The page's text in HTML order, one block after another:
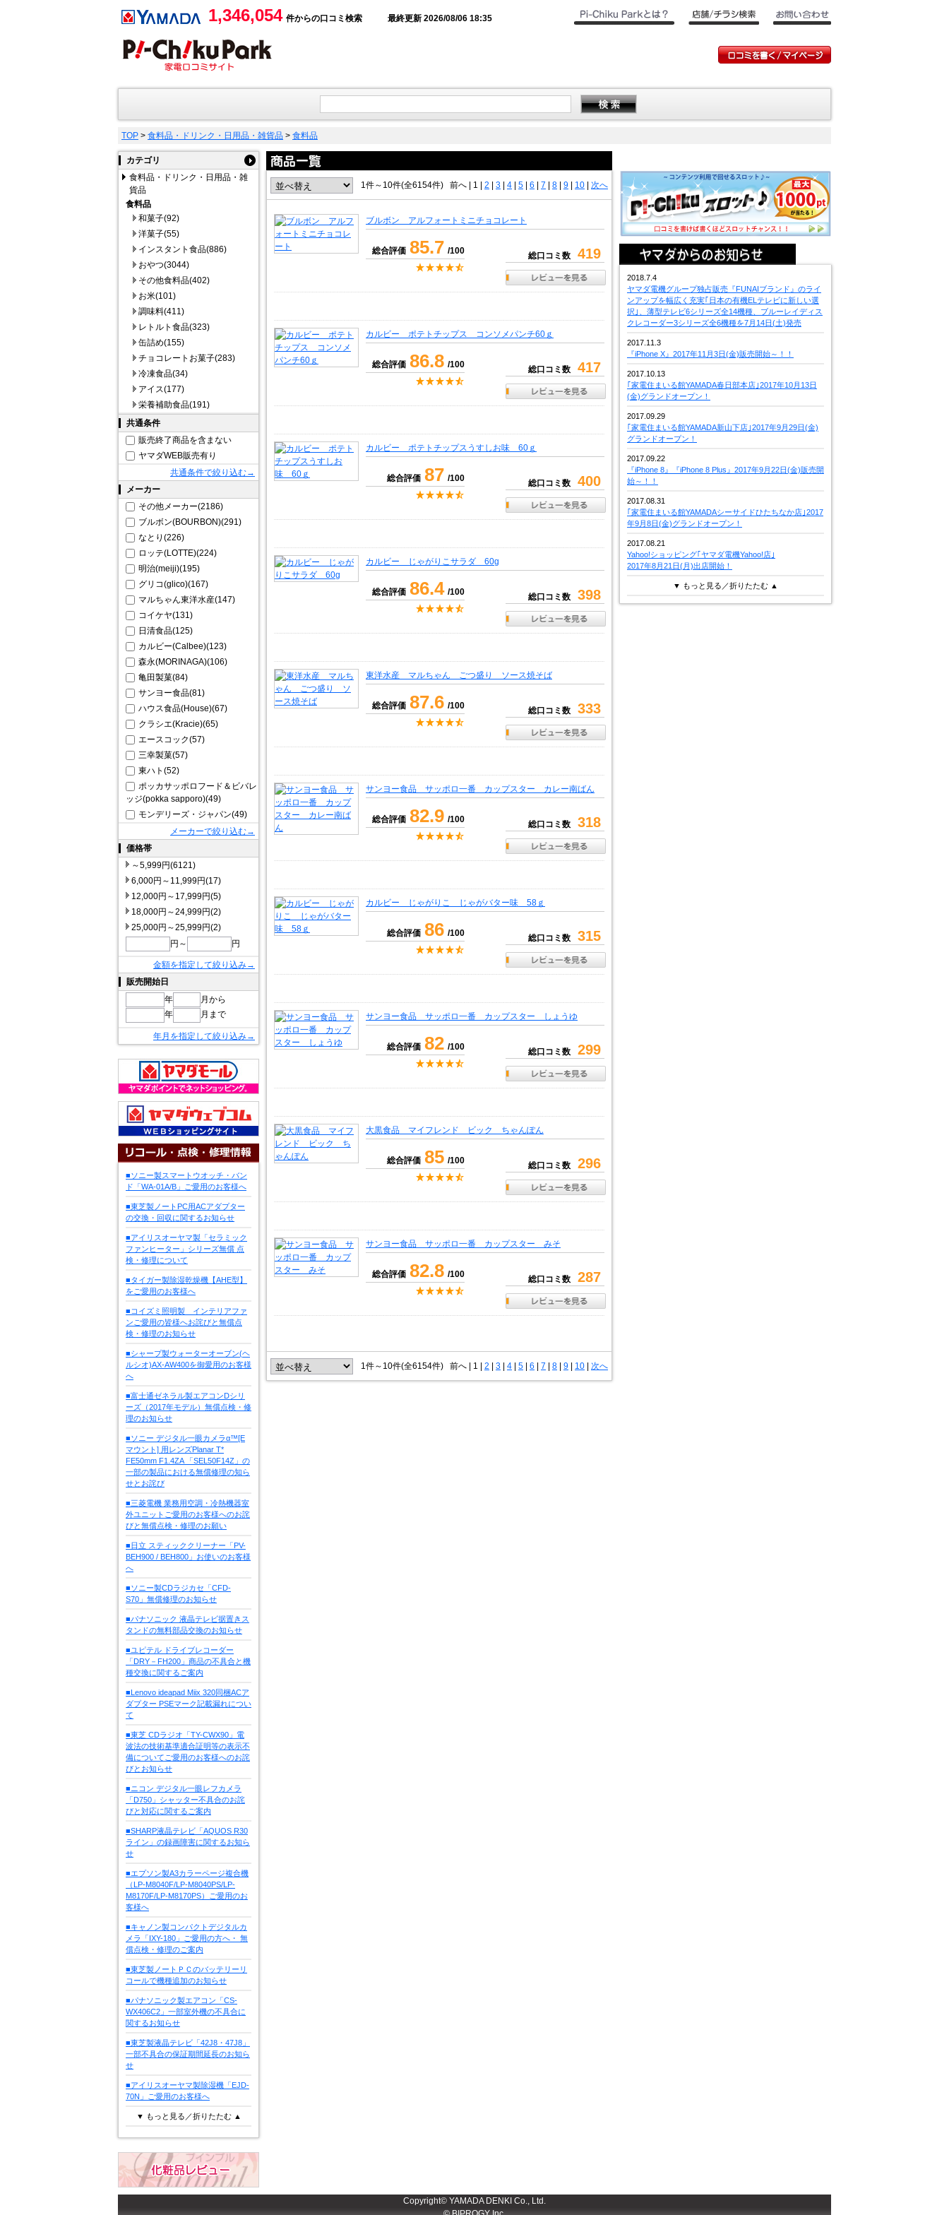
1,346,054 件からの口コミ検索 最終更新 2026/08/06 18:35
TOP > 食料品・ドリンク・日用品・雑貨品 > 食料品
カテゴリ
食料品・ドリンク・日用品・雑
貨品
食料品
和菓子(92)
洋菓子(55)
インスタント食品(886)
おやつ(3044)
その他食料品(402)
お米(101)
調味料(411)
レトルト食品(323)
缶詰め(155)
チョコレートお菓子(283)
冷凍食品(34)
アイス(177)
栄養補助食品(191)
共通条件
販売終了商品を含まない
ヤマダWEB販売有り
共通条件で絞り込む→
メーカー
その他メーカー(2186)
ブルボン(BOURBON)(291)
なとり(226)
ロッテ(LOTTE)(224)
明治(meiji)(195)
グリコ(glico)(167)
マルちゃん東洋水産(147)
コイケヤ(131)
日清食品(125)
カルビー(Calbee)(123)
森永(MORINAGA)(106)
亀田製菓(84)
サンヨー食品(81)
ハウス食品(House)(67)
クラシエ(Kracie)(65)
エースコック(57)
三幸製菓(57)
東ハト(52)
ポッカサッポロフード＆ビバレ
ッジ(pokka sapporo)(49)
モンデリーズ・ジャパン(49)
メーカーで絞り込む→
価格帯
～5,999円(6121)
6,000円～11,999円(17)
12,000円～17,999円(5)
18,000円～24,999円(2)
25,000円～25,999円(2)
円～
円
金額を指定して絞り込み→
販売開始日
年
月から
年
月まで
年月を指定して絞り込み→
■ソニー製スマートウオッチ・バン
ド「WA-01A/B」ご愛用のお客様へ
■東芝製ノートPC用ACアダプター
の交換・回収に関するお知らせ
■アイリスオーヤマ製「セラミック
ファンヒーター」シリーズ無償 点
検・修理について
■タイガー製除湿乾燥機【AHE型】
をご愛用のお客様へ
■コイズミ照明製 インテリアファ
ンご愛用の皆様へお詫びと無償点
検・修理のお知らせ
■シャープ製ウォーターオーブン(ヘ
ルシオ)AX-AW400を御愛用のお客様
へ
■富士通ゼネラル製エアコンDシリ
ーズ（2017年モデル）無償点検・修
理のお知らせ
■ソニー デジタル一眼カメラα™[E
マウント] 用レンズPlanar T*
FE50mm F1.4ZA 「SEL50F14Z」の
一部の製品における無償修理の知ら
せとお詫び
■三菱電機 業務用空調・冷熱機器室
外ユニットご愛用のお客様へのお詫
びと無償点検・修理のお願い
■日立 スティッククリーナー「PV-
BEH900 / BEH800」お使いのお客様
へ
■ソニー製CDラジカセ「CFD-
S70」無償修理のお知らせ
■パナソニック 液晶テレビ据置きス
タンドの無料部品交換のお知らせ
■ユピテル ドライブレコーダー
「DRY－FH200」商品の不具合と機
種交換に関するご案内
■Lenovo ideapad Miix 320同梱ACア
ダプター PSEマーク記載漏れについ
て
■東芝 CDラジオ「TY-CWX90」電
波法の技術基準適合証明等の表示不
備についてご愛用のお客様へのお詫
びとお知らせ
■ニコン デジタル一眼レフカメラ
「D750」シャッター不具合のお詫
びと対応に関するご案内
■SHARP液晶テレビ「AQUOS R30
ライン」の録画障害に関するお知ら
せ
■エプソン製A3カラーページ複合機
（LP-M8040F/LP-M8040PS/LP-
M8170F/LP-M8170PS）ご愛用のお
客様へ
■キャノン製コンパクトデジタルカ
メラ「IXY-180」ご愛用の方へ・ 無
償点検・修理のご案内
■東芝製ノートＰＣのバッテリーリ
コールで機種追加のお知らせ
■パナソニック製エアコン「CS-
WX406C2」一部室外機の不具合に
関するお知らせ
■東芝製液晶テレビ「42J8・47J8」
一部不具合の保証期間延長のお知ら
せ
■アイリスオーヤマ製除湿機「EJD-
70N」ご愛用のお客様へ
▼ もっと見る／折りたたむ ▲
1件～10件(全6154件) 前へ 1 | 2 3 4 5 6 7 8 9 10 次へ
ブルボン アルフォートミニチョコレート
総合評価 85.7 /100 総口コミ数 419
カルビー ポテトチップス コンソメパンチ60ｇ
総合評価 86.8 /100 総口コミ数 417
カルビー ポテトチップスうすしお味 60ｇ
総合評価 87 /100 総口コミ数 400
カルビー じゃがりこサラダ 60g
総合評価 86.4 /100 総口コミ数 398
東洋水産 マルちゃん ごつ盛り ソース焼そば
総合評価 87.6 /100 総口コミ数 333
サンヨー食品 サッポロ一番 カップスター カレー南ばん
総合評価 82.9 /100 総口コミ数 318
カルビー じゃがりこ じゃがバター味 58ｇ
総合評価 86 /100 総口コミ数 315
サンヨー食品 サッポロ一番 カップスター しょうゆ
総合評価 82 /100 総口コミ数 299
大黒食品 マイフレンド ビック ちゃんぽん
総合評価 85 /100 総口コミ数 296
サンヨー食品 サッポロ一番 カップスター みそ
総合評価 82.8 /100 総口コミ数 287
1件～10件(全6154件) 前へ 1 | 2 3 4 5 6 7 8 9 10 次へ
2018.7.4
ヤマダ電機グループ独占販売『FUNAIブランド』のライ
ンアップを幅広く充実｢日本の有機ELテレビに新しい選
択｣、薄型テレビ6シリーズ全14機種、ブルーレイディス
クレコーダー3シリーズ全6機種を7月14日(土)発売
2017.11.3
『iPhone X』2017年11月3日(金)販売開始～！！
2017.10.13
｢家電住まいる館YAMADA春日部本店｣2017年10月13日
(金)グランドオープン！
2017.09.29
｢家電住まいる館YAMADA新山下店｣2017年9月29日(金)
グランドオープン！
2017.09.22
『iPhone 8』『iPhone 8 Plus』2017年9月22日(金)販売開
始～！！
2017.08.31
｢家電住まいる館YAMADAシーサイドひたちなか店｣2017
年9月8日(金)グランドオープン！
2017.08.21
Yahoo!ショッピング｢ヤマダ電機Yahoo!店｣
2017年8月21日(月)出店開始！
▼ もっと見る／折りたたむ ▲
Copyright© YAMADA DENKI Co., Ltd.